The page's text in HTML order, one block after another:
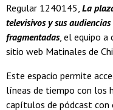
Regular 1240145, La
televisivos y sus
fragmentadas, el equipo a
sitio web Matinales de
Este espacio permite
líneas de tiempo con los
capítulos de pódcast con